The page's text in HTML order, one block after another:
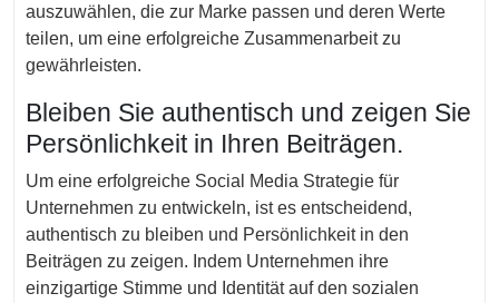
auszuwählen, die zur Marke passen und deren Werte
teilen, um eine erfolgreiche Zusammenarbeit zu
gewährleisten.
Bleiben Sie authentisch und zeigen Sie
Persönlichkeit in Ihren Beiträgen.
Um eine erfolgreiche Social Media Strategie für
Unternehmen zu entwickeln, ist es entscheidend,
authentisch zu bleiben und Persönlichkeit in den
Beiträgen zu zeigen. Indem Unternehmen ihre
einzigartige Stimme und Identität auf den sozialen